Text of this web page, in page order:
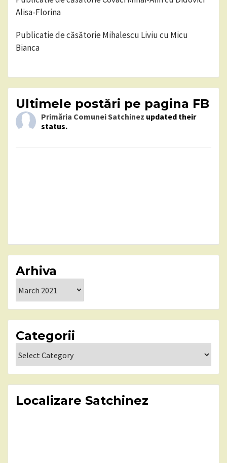
Alisa-Florina
Publicatie de căsătorie Mihalescu Liviu cu Micu
Bianca
Ultimele postări pe pagina FB
Primăria Comunei Satchinez updated their
status.
Arhiva
Categorii
Localizare Satchinez